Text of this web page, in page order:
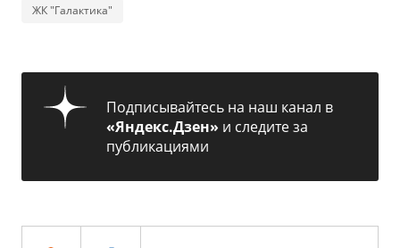
ЖК "Галактика"
Подписывайтесь на наш канал в
«Яндекс.Дзен» и следите за
публикациями